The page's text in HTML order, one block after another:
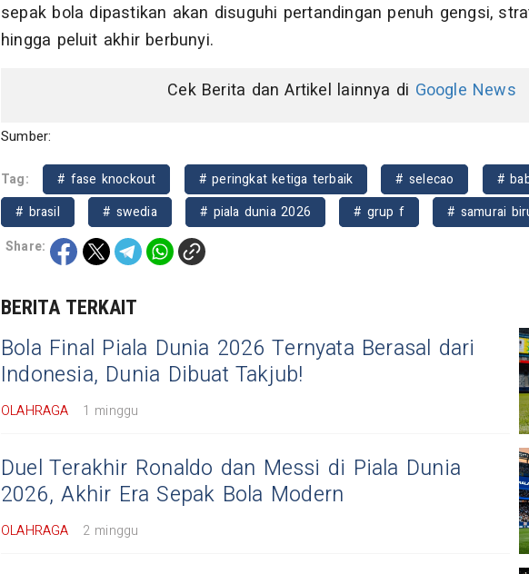
sepak bola dipastikan akan disuguhi pertandingan penuh gengsi,
hingga peluit akhir berbunyi.
Cek Berita dan Artikel lainnya di Google News
Sumber:
Tag: # fase knockout # peringkat ketiga terbaik # selecao
#
# brasil
# swedia # piala dunia 2026 # grup f # samurai
Share:
BERITA TERKAIT
Bola Final Piala Dunia 2026 Ternyata Berasal dari
Indonesia, Dunia Dibuat Takjub!
OLAHRAGA 1 minggu
Duel Terakhir Ronaldo dan Messi di Piala Dunia
2026, Akhir Era Sepak Bola Modern
OLAHRAGA 2 minggu